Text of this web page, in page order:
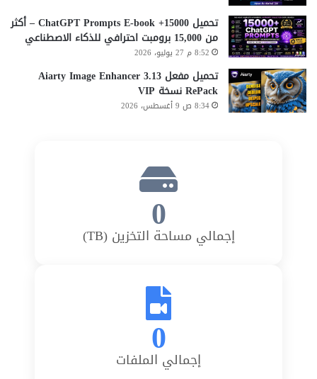
تحميل 15000+ ChatGPT Prompts E-book – أكثر
من 15,000 برومبت احترافي للذكاء الاصطناعي
8:52 م 27 يوليو، 2026
تحميل مفعل Aiarty Image Enhancer 3.13
RePack نسخة VIP
8:34 ص 9 أغسطس، 2026
0
إجمالي مساحة التخزين (TB)
0
إجمالي الملفات